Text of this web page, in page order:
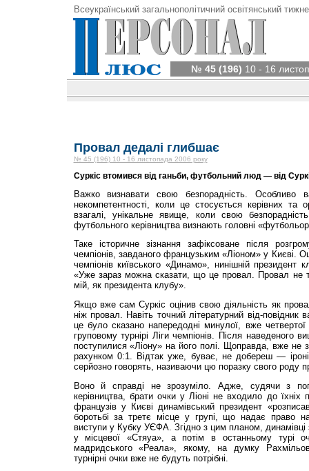
Всеукраїнський загальнополітичний освітянський
№ 45 (196) 10 - 16
Провал дедалі глибшає
№ 45 (196) 10 - 16 листопада 2006 року
Суркіс втомився від ганьби, футбольний люд — від
Важко визнавати свою безпорадність. Особливо
некомпетентності, коли це стосується керівних та
взагалі, унікальне явище, коли свою
футбольного керівництва визнають головні
Таке історичне зізнання зафіксоване після
чемпіонів, завданого французьким «Ліоном» у Києві.
чемпіонів київського «Динамо», нинішній президент
«Уже зараз можна сказати, що це провал. Провал не
мій, як президента клубу».
Якщо вже сам Суркіс оцінив свою діяльність як
ніж провал. Навіть точний літературний від-
це було сказано напередодні минулої, вже
груповому турнірі Ліги чемпіонів. Після наведеного
поступилися «Ліону» на його полі. Щоправда, вже не
рахунком 0:1. Відтак уже, буває, не добереш —
серйозно говорять, називаючи цю поразку свого роду
Воно й справді не зрозуміло. Адже, судячи з
керівництва, брати очки у Ліоні не входило до їхніх
французів у Києві динамівський президент
боротьбі за третє місце у групі, що надає право
виступи у Кубку УЄФА. Згідно з цим планом, динамівці
у місцевої «Стяуа», а потім в останньому турі
мадридського «Реала», якому, на думку
турнірні очки вже не будуть потрібні.